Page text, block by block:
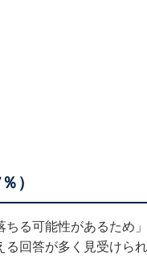
）
ちる可能性があるため
回答が多く見受けられ